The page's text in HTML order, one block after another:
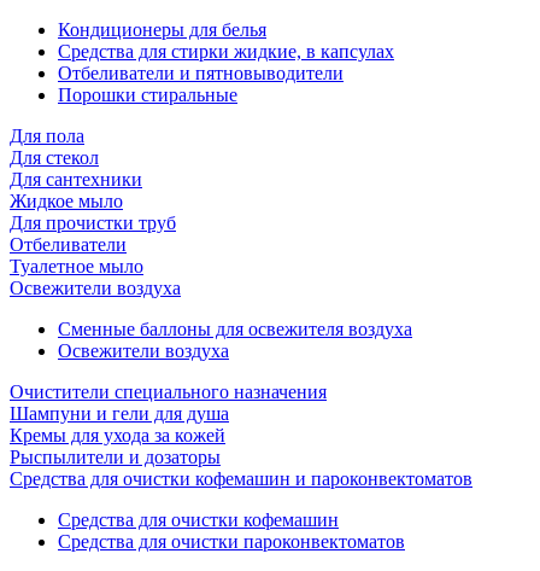
Кондиционеры для белья
Средства для стирки жидкие, в капсулах
Отбеливатели и пятновыводители
Порошки стиральные
Для пола
Для стекол
Для сантехники
Жидкое мыло
Для прочистки труб
Отбеливатели
Туалетное мыло
Освежители воздуха
Сменные баллоны для освежителя воздуха
Освежители воздуха
Очистители специального назначения
Шампуни и гели для душа
Кремы для ухода за кожей
Рыспылители и дозаторы
Cредства для очистки кофемашин и пароконвектоматов
Средства для очистки кофемашин
Cредства для очистки пароконвектоматов